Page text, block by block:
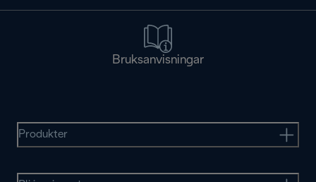
Bruksanvisningar
Produkter